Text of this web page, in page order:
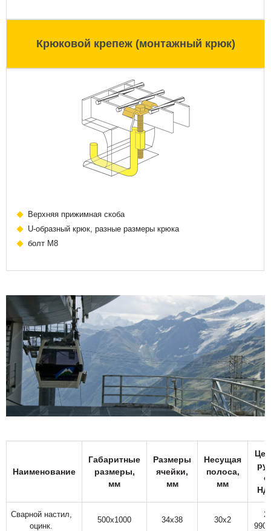
Крюковой крепеж (монтажный крюк)
Верхняя прижимная скоба
U-образный крюк, разные размеры крюка
болт М8
Наименование
Габаритные
размеры,
мм
Размеры
ячейки,
мм
Несущая
полоса,
мм
с
Сварной настил,
оцинк.
500х1000 34х38 30х2
2